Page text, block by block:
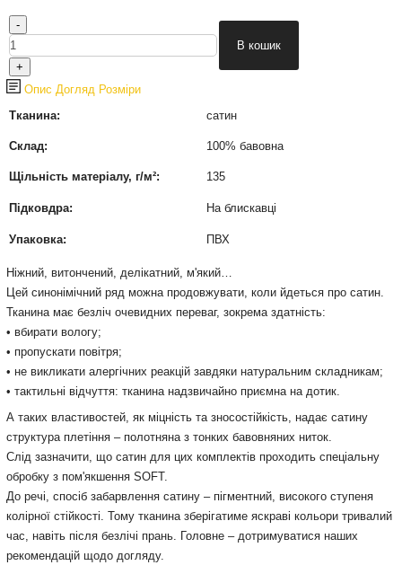
Опис Догляд Розміри
Тканина:
сатин
Склад: 100% бавовна
Щільність матеріалу, г/м²: 135
Підковдра: На блискавці
Упаковка: ПВХ
Ніжний, витончений, делікатний, м'який…
Цей синонімічний ряд можна продовжувати, коли йдеться про сатин.
Тканина має безліч очевидних переваг, зокрема здатність:
• вбирати вологу;
• пропускати повітря;
• не викликати алергічних реакцій завдяки натуральним складникам;
• тактильні відчуття: тканина надзвичайно приємна на дотик.
А таких властивостей, як міцність та зносостійкість, надає сатину
структура плетіння – полотняна з тонких бавовняних ниток.
Слід зазначити, що сатин для цих комплектів проходить спеціальну
обробку з пом'якшення SOFT.
До речі, спосіб забарвлення сатину – пігментний, високого ступеня
колірної стійкості. Тому тканина зберігатиме яскраві кольори тривалий
час, навіть після безлічі прань. Головне – дотримуватися наших
рекомендацій щодо догляду.